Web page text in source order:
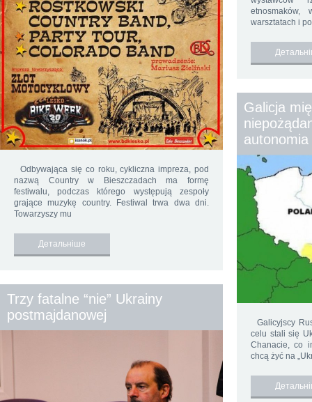
Odbywająca się co roku, cykliczna impreza, pod
nazwą Country w Bieszczadach ma formę
festiwalu, podczas którego występują zespoły
grające muzykę country. Festiwal trwa dwa dni.
Towarzyszy mu
Детальніше
warsztatach i
Galicja
autonomia
Galicyjscy
celu stali się
Chanacie, co
chcą żyć na
Trzy fatalne “nie” Ukrainy
postmajdanowej